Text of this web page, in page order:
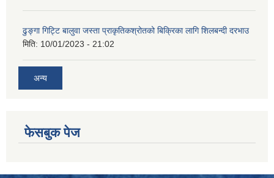
ढुङ्गा गिट्टि बालुवा जस्ता प्राकृतिकश्रोतको बिक्रिका लागि शिलबन्दी दरभाउ
मिति: 10/01/2023 - 21:02
अन्य
फेसबुक पेज